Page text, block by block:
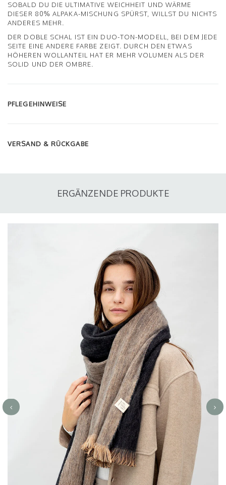
SOBALD DU DIE ULTIMATIVE WEICHHEIT UND WÄRME
DIESER 80% ALPAKA-MISCHUNG SPÜRST, WILLST DU NICHTS
ANDERES MEHR.
DER DOBLE SCHAL IST EIN DUO-TON-MODELL, BEI DEM JEDE
SEITE EINE ANDERE FARBE ZEIGT. DURCH DEN ETWAS
HÖHEREN WOLLANTEIL HAT ER MEHR VOLUMEN ALS DER
SOLID UND DER OMBRE.
PFLEGEHINWEISE
VERSAND & RÜCKGABE
ERGÄNZENDE PRODUKTE